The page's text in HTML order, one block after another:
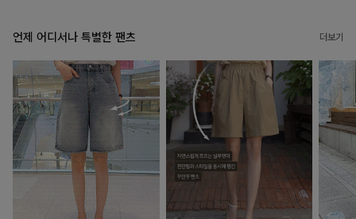
언제 어디서나 특별한 팬츠 더보기